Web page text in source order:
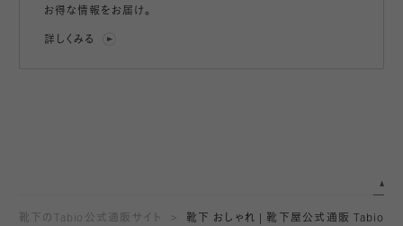
お得な情報をお届け。
詳しくみる
靴下のTabio公式通販サイト
靴下 おしゃれ | 靴下屋公式通販 Tabio